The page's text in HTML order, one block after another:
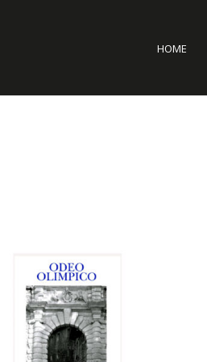
HOME